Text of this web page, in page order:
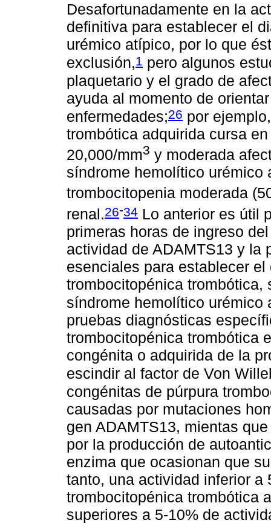
Desafortunadamente en la
definitiva para establecer el
urémico atípico, por lo que
exclusión,1 pero algunos
plaquetario y el grado de
ayuda al momento de
enfermedades;26 por
trombótica adquirida cursa
20,000/mm3 y moderada
síndrome hemolítico urémico
trombocitopenia moderada
renal.26-34 Lo anterior es útil
primeras horas de ingreso
actividad de ADAMTS13 y la
esenciales para establecer
trombocitopénica
síndrome hemolítico urémico
pruebas diagnósticas
trombocitopénica trombótica
congénita o adquirida de la
escindir al factor de Von
congénitas de púrpura
causadas por mutaciones
gen ADAMTS13, mientas
por la producción de
enzima que ocasionan que
tanto, una actividad inferior a
trombocitopénica trombótica
superiores a 5-10% de